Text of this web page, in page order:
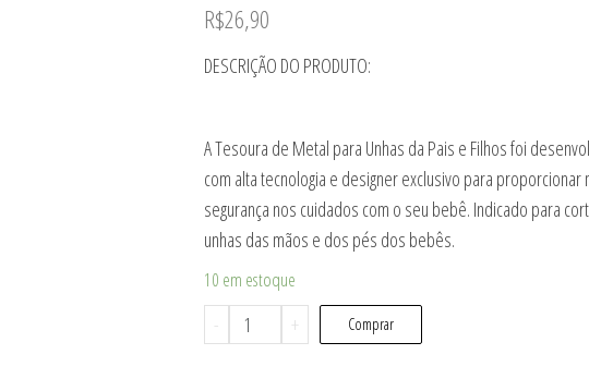
R$26,90
DESCRIÇÃO DO PRODUTO:
A Tesoura de Metal para Unhas da Pais e Filhos foi
com alta tecnologia e designer exclusivo para proporcionar
segurança nos cuidados com o seu bebê. Indicado para
unhas das mãos e dos pés dos bebês.
10 em estoque
-
Tesoura
De
+ Comprar